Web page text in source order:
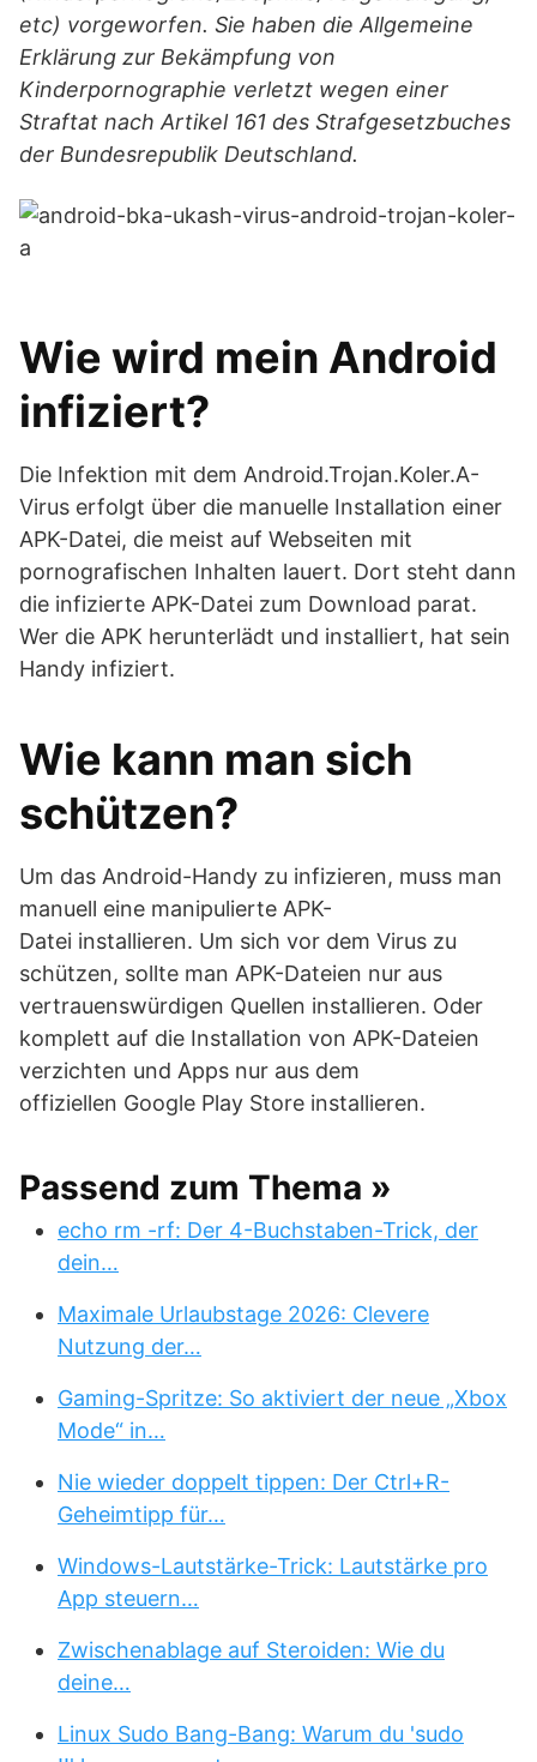
etc) vorgeworfen. Sie haben die Allgemeine
Erklärung zur Bekämpfung von
Kinderpornographie verletzt wegen einer
Straftat nach Artikel 161 des Strafgesetzbuches
der Bundesrepublik Deutschland.
Wie wird mein Android
infiziert?
Die Infektion mit dem Android.Trojan.Koler.A-
Virus erfolgt über die manuelle Installation einer
APK-Datei, die meist auf Webseiten mit
pornografischen Inhalten lauert. Dort steht dann
die infizierte APK-Datei zum Download parat.
Wer die APK herunterlädt und installiert, hat sein
Handy infiziert.
Wie kann man sich
schützen?
Um das Android-Handy zu infizieren, muss man
manuell eine manipulierte APK-
Datei installieren. Um sich vor dem Virus zu
schützen, sollte man APK-Dateien nur aus
vertrauenswürdigen Quellen installieren. Oder
komplett auf die Installation von APK-Dateien
verzichten und Apps nur aus dem
offiziellen Google Play Store installieren.
Passend zum Thema »
echo rm -rf: Der 4-Buchstaben-Trick, der
dein…
Maximale Urlaubstage 2026: Clevere
Nutzung der…
Gaming-Spritze: So aktiviert der neue „Xbox
Mode“ in…
Nie wieder doppelt tippen: Der Ctrl+R-
Geheimtipp für…
Windows-Lautstärke-Trick: Lautstärke pro
App steuern…
Zwischenablage auf Steroiden: Wie du
deine…
Linux Sudo Bang-Bang: Warum du 'sudo